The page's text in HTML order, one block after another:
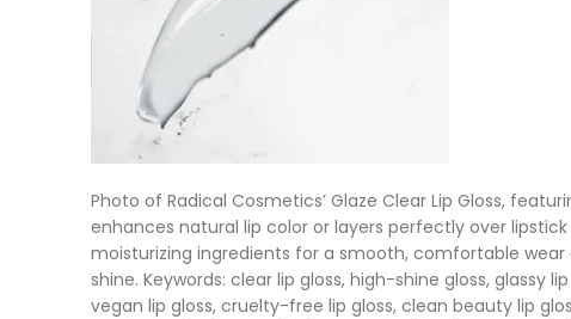
Photo of Radical Cosmetics’ Glaze Clear Lip Gloss,
enhances natural lip color or layers perfectly over
moisturizing ingredients for a smooth, comfortable
shine. Keywords: clear lip gloss, high-shine gloss, glassy
vegan lip gloss, cruelty-free lip gloss, clean beauty lip